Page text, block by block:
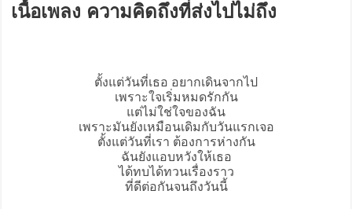
เนื้อเพลง ความคิดถึงที่ส่งไปไม่ถึง
ตั้งแต่วันที่เธอ อยากเดินจากไป
เพราะใจเริ่มหมดรักกัน
แต่ไม่ใช่ใจของฉัน
เพราะมันยังเหมือนเดิมกับวันแรกเจอ
ตั้งแต่วันที่เรา ต้องการห่างกัน
ฉันยังแอบหวังให้เธอ
ได้ทบได้ทวนเรื่องราว
ที่ดีต่อกันจนถึงวันนี้